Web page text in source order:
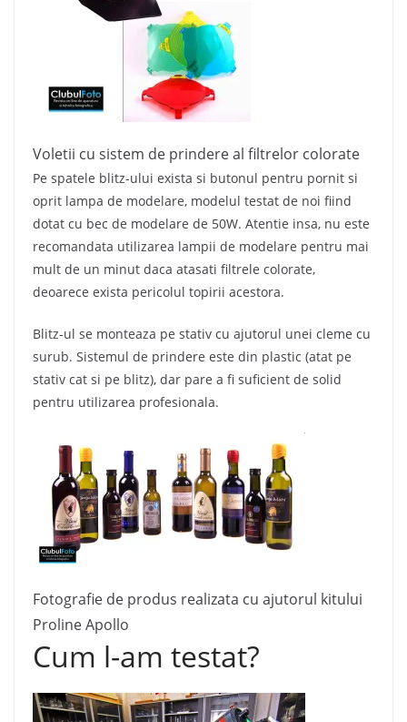
Voletii cu sistem de prindere al filtrelor colorate
Pe spatele blitz-ului exista si butonul pentru pornit si
oprit lampa de modelare, modelul testat de noi fiind
dotat cu bec de modelare de 50W. Atentie insa, nu este
recomandata utilizarea lampii de modelare pentru mai
mult de un minut daca atasati filtrele colorate,
deoarece exista pericolul topirii acestora.
Blitz-ul se monteaza pe stativ cu ajutorul unei cleme cu
surub. Sistemul de prindere este din plastic (atat pe
stativ cat si pe blitz), dar pare a fi suficient de solid
pentru utilizarea profesionala.
Fotografie de produs realizata cu ajutorul kitului
Proline Apollo
Cum l-am testat?